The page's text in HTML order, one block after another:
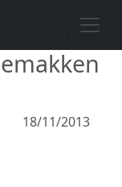
18/11/2013